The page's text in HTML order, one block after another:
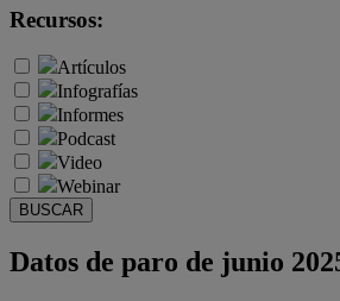
Recursos:
Artículos
Infografías
Informes
Podcast
Video
Webinar
BUSCAR
Datos de paro de junio